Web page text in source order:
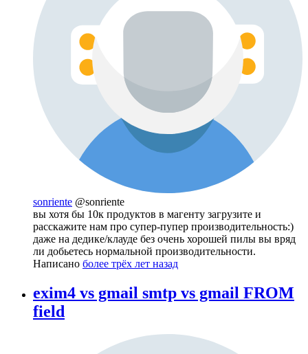
sonriente @sonriente
вы хотя бы 10к продуктов в магенту загрузите и
расскажите нам про супер-пупер производительность:)
даже на дедике/клауде без очень хорошей пилы вы вряд
ли добьетесь нормальной производительности.
Написано более трёх лет назад
exim4 vs gmail smtp vs gmail FROM
field